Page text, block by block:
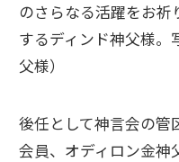
のさらなる活躍をお祈
するディンド神父様。
父様）
後任として神言会の管
会員、オディロン金神